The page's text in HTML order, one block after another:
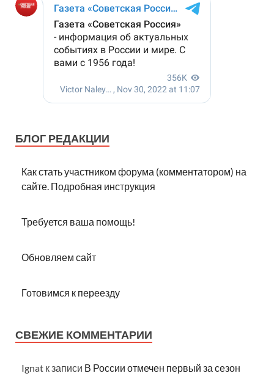
БЛОГ РЕДАКЦИИ
Как стать участником форума (комментатором) на
сайте. Подробная инструкция
Требуется ваша помощь!
Обновляем сайт
Готовимся к переезду
СВЕЖИЕ КОММЕНТАРИИ
Ignat к записи В России отмечен первый за сезон